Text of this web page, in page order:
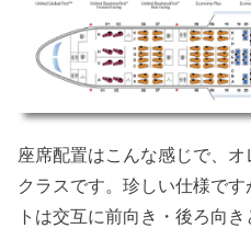
座席配置はこんな感じで、
クラスです。珍しい仕様で
トは交互に前向き・後ろ向き